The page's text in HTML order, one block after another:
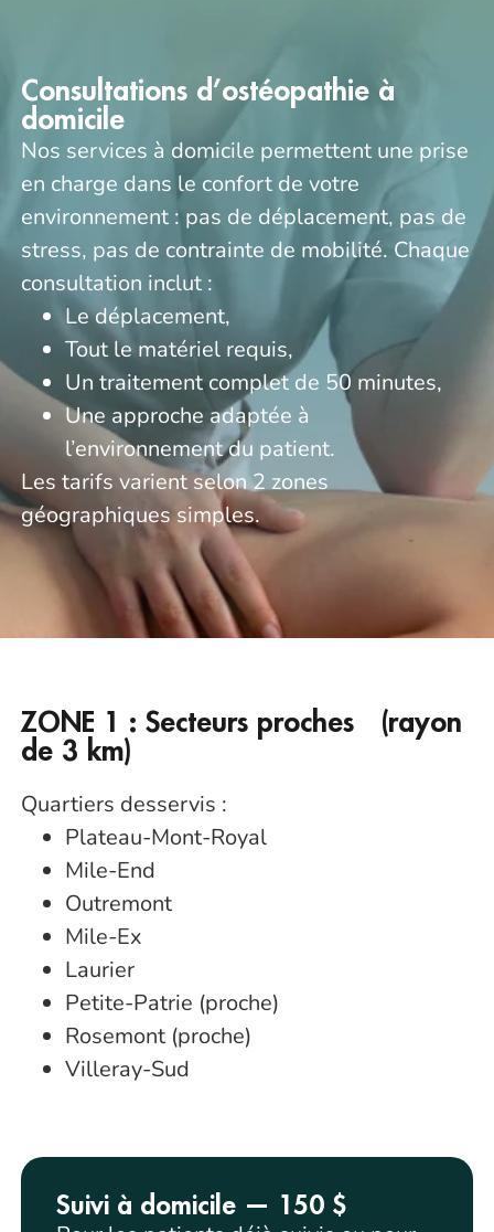
Consultations d’ostéopathie à
domicile
Nos services à domicile permettent une prise
en charge dans le confort de votre
environnement : pas de déplacement, pas de
stress, pas de contrainte de mobilité. Chaque
consultation inclut :
Le déplacement,
Tout le matériel requis,
Un traitement complet de 50 minutes,
Une approche adaptée à
l’environnement du patient.
Les tarifs varient selon 2 zones
géographiques simples.
ZONE 1 : Secteurs proches (rayon
de 3 km)
Quartiers desservis :
Plateau-Mont-Royal
Mile-End
Outremont
Mile-Ex
Laurier
Petite-Patrie (proche)
Rosemont (proche)
Villeray-Sud
Suivi à domicile — 150 $